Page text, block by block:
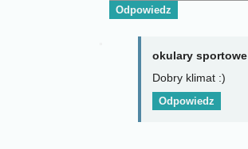
Odpowiedz
okulary sportowe
Dobry klimat :)
Odpowiedz